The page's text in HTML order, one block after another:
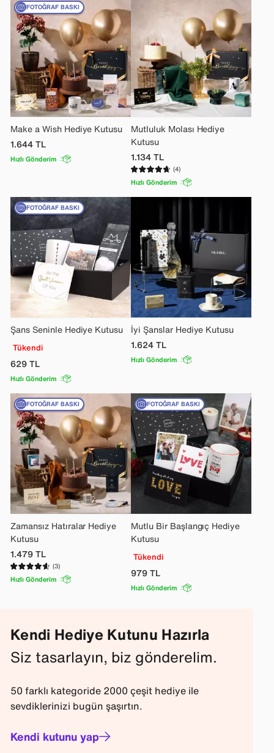
Make a Wish Hediye Kutusu
1.644TL
FOTOĞRAF BASKI
Hızlı Gönderim
Mutluluk Molası Hediye
Kutusu
1.134TL
(4)
Hızlı Gönderim
Şans Seninle Hediye Kutusu
Tükendi
629TL
FOTOĞRAF BASKI
Hızlı Gönderim
İyi Şanslar Hediye Kutusu
1.624TL
Hızlı Gönderim
Zamansız Hatıralar Hediye
Kutusu
1.479TL
(3)
FOTOĞRAF BASKI
Hızlı Gönderim
Mutlu Bir Başlangıç Hediye
Kutusu
Tükendi
979TL
FOTOĞRAF BASKI
Hızlı Gönderim
Kendi Hediye Kutunu Hazırla
Siz tasarlayın, biz gönderelim.
50 farklı kategoride 2000 çeşit hediye ile
sevdiklerinizi bugün şaşırtın.
Kendi kutunu yap